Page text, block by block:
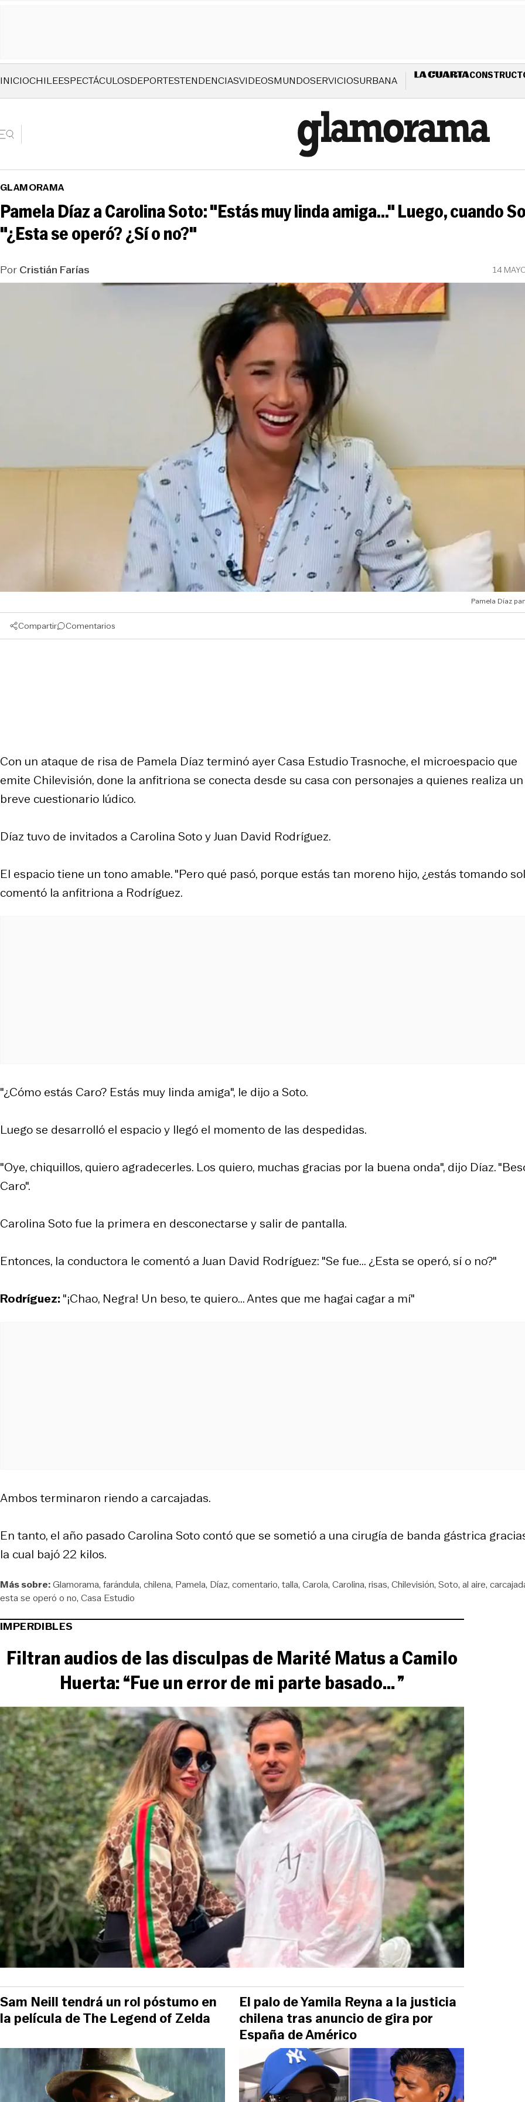
INICIOCHILEESPECTÁCULOSDEPORTESTENDENCIASVIDEOSMUNDOSERVICIOSURBANA
GLAMORAMA
Pamela Díaz a Carolina Soto: "Estás muy linda amiga..." Luego, cuando
"¿Esta se operó? ¿Sí o no?"
PorCristián Farías 14
Pamela Díaz
Compartir Comentarios
Con un ataque de risa de Pamela Díaz terminó ayer Casa Estudio Trasnoche, el microespacio que
emite Chilevisión, done la anfitriona se conecta desde su casa con personajes a quienes realiza un
breve cuestionario lúdico.
Díaz tuvo de invitados a Carolina Soto y Juan David Rodríguez.
El espacio tiene un tono amable. "Pero qué pasó, porque estás tan moreno hijo, ¿estás tomando
comentó la anfitriona a Rodríguez.
"¿Cómo estás Caro? Estás muy linda amiga", le dijo a Soto.
Luego se desarrolló el espacio y llegó el momento de las despedidas.
"Oye, chiquillos, quiero agradecerles. Los quiero, muchas gracias por la buena onda", dijo Díaz.
Caro".
Carolina Soto fue la primera en desconectarse y salir de pantalla.
Entonces, la conductora le comentó a Juan David Rodríguez: "Se fue... ¿Esta se operó, sí o no?"
Rodríguez:"¡Chao, Negra! Un beso, te quiero... Antes que me hagai cagar a mí"
Ambos terminaron riendo a carcajadas.
En tanto, el año pasado Carolina Soto contó que se sometió a una cirugía de banda gástrica
la cual bajó 22 kilos.
Más sobre:Glamorama farándula chilena Pamela Díaz comentario talla Carola Carolina risas Chilevisión Soto al aire
esta se operó o no Casa Estudio
IMPERDIBLES
Filtran audios de las disculpas de Marité Matus a Camilo
Huerta: “Fue un error de mi parte basado... ”
Sam Neill tendrá un rol póstumo en
la película de The Legend of Zelda
El palo de Yamila Reyna a la justicia
chilena tras anuncio de gira por
España de Américo